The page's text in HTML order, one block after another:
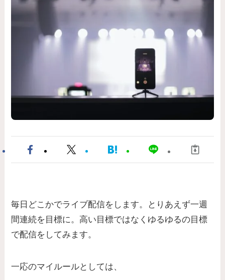
毎日どこかでライブ配信をします。とりあえず一週
間連続を目標に。高い目標ではなくゆるゆるの目標
で配信をしてみます。
一応のマイルールとしては、